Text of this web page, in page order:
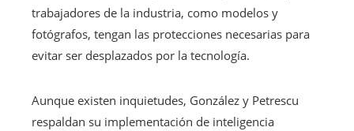
trabajadores de la industria, como modelos y
fotógrafos, tengan las protecciones necesarias para
evitar ser desplazados por la tecnología.
Aunque existen inquietudes, González y Petrescu
respaldan su implementación de inteligencia